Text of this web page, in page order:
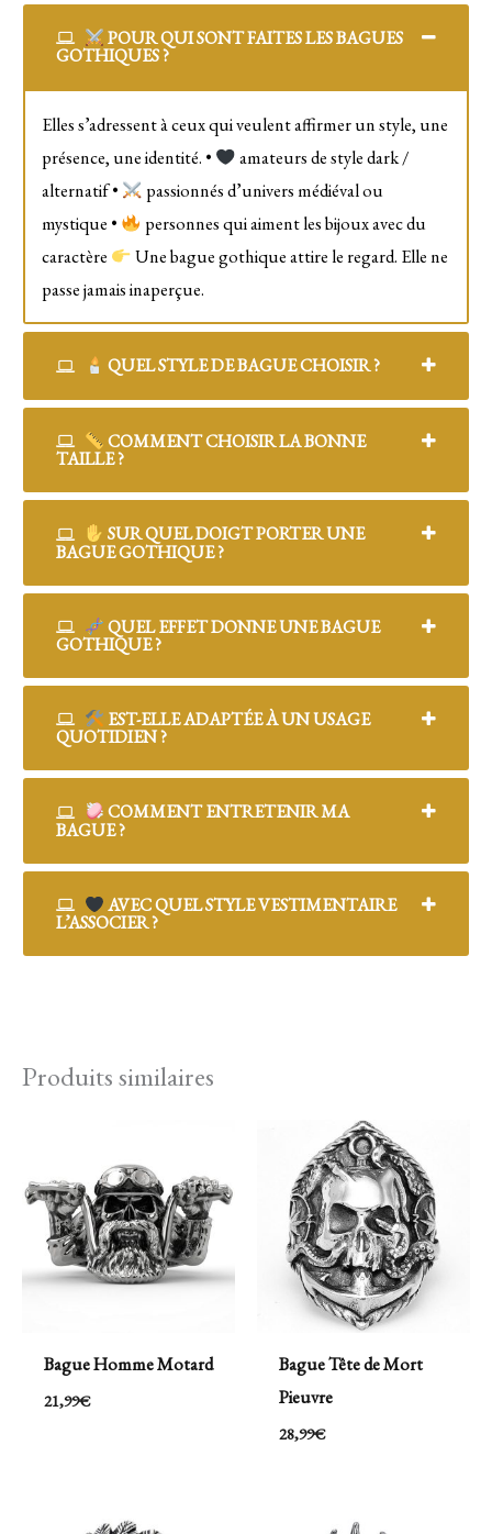
POUR QUI SONT FAITES LES BAGUES
GOTHIQUES ?
Elles s’adressent à ceux qui veulent affirmer un style, une
présence, une identité. •
amateurs de style dark /
alternatif •
passionnés d’univers médiéval ou
mystique •
personnes qui aiment les bijoux avec du
caractère
Une bague gothique attire le regard. Elle ne
passe jamais inaperçue.
QUEL STYLE DE BAGUE CHOISIR ?
COMMENT CHOISIR LA BONNE
TAILLE ?
SUR QUEL DOIGT PORTER UNE
BAGUE GOTHIQUE ?
QUEL EFFET DONNE UNE BAGUE
GOTHIQUE ?
EST-ELLE ADAPTÉE À UN USAGE
QUOTIDIEN ?
COMMENT ENTRETENIR MA
BAGUE ?
AVEC QUEL STYLE VESTIMENTAIRE
L’ASSOCIER ?
Produits similaires
Bague Homme Motard
21,99€
Bague Tête de Mort
Pieuvre
28,99€